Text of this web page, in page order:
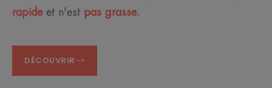
rapideet n'est pas grasse.
DÉCOUVRIR